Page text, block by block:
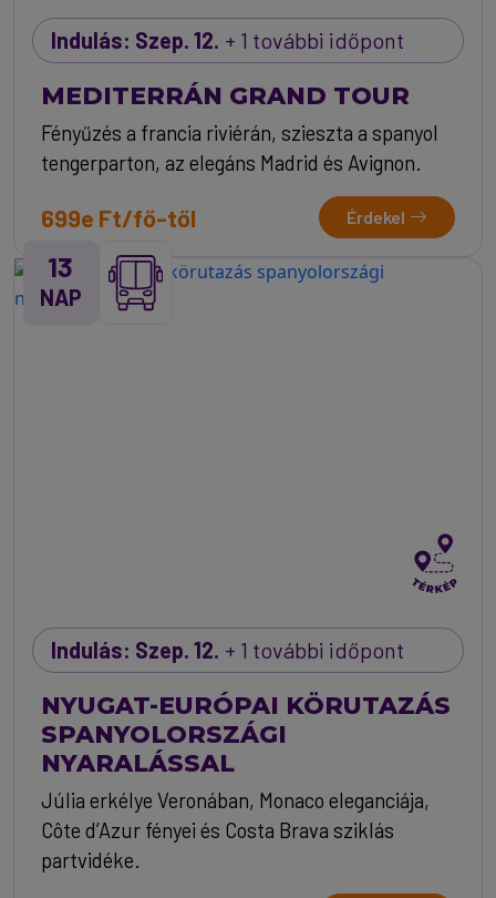
Indulás: Szep. 12. + 1 további időpont
MEDITERRÁN GRAND TOUR
Fényűzés a francia riviérán, szieszta a spanyol
tengerparton, az elegáns Madrid és Avignon.
699e Ft/fő-től Érdekel
13
NAP
Indulás: Szep. 12. + 1 további időpont
NYUGAT-EURÓPAI KÖRUTAZÁS
SPANYOLORSZÁGI
NYARALÁSSAL
Júlia erkélye Veronában, Monaco eleganciája,
Côte d’Azur fényei és Costa Brava sziklás
partvidéke.